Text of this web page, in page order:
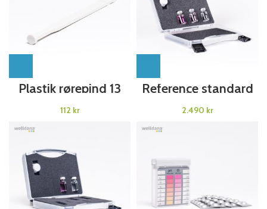
Plastik rørepind 13
cm
kr
Reference standard
kit, Chlor f/ pc
Checkit.
kr